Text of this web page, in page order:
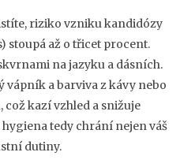
riziko vzniku kandidózy
stoupá až o třicet procent.
na jazyku a dásních.
vápník a barviva z kávy nebo
kazí vzhled a snižuje
tedy chrání nejen váš
dutiny.